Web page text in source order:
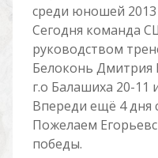
среди юношей 2013
Сегодня команда
руководством
Белоконь Дмитрия
г.о Балашиха 20-11
Впереди ещё 4 дня
Пожелаем
победы.